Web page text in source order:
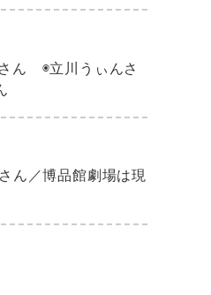
ん ◉立川うぃんさ
ん／博品館劇場は現